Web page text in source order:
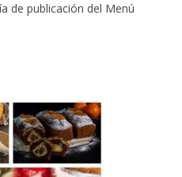
de publicación del Menú